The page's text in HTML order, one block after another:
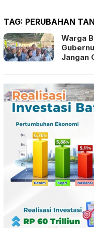
TAG: PERUBAHAN
Warga
Jangan